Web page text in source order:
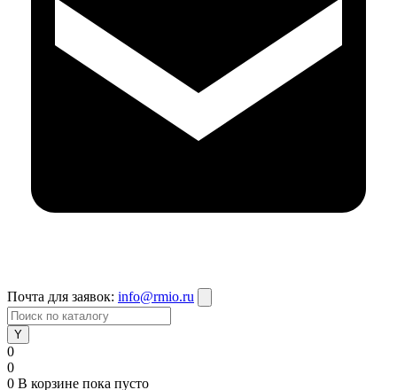
Почта для заявок: info@rmio.ru
0
0
0 В корзине пока пусто